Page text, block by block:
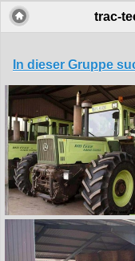
trac-
In dieser Gruppe